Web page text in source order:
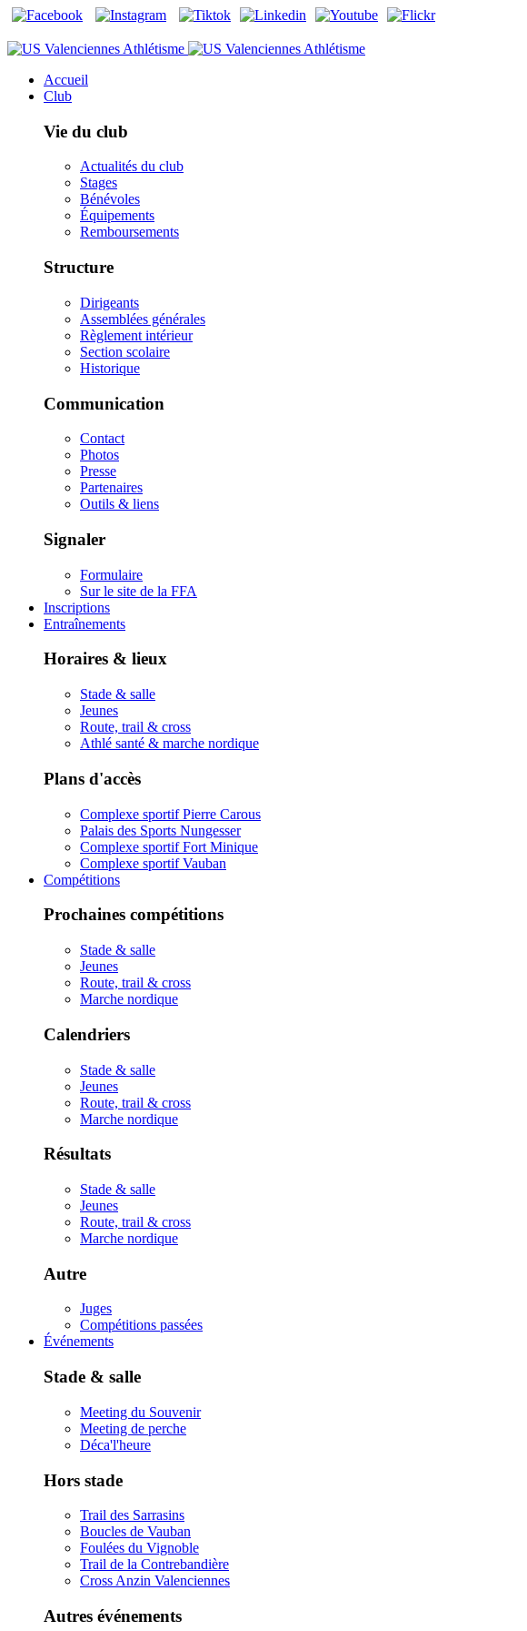
Accueil
Club
Vie du club
Actualités du club
Stages
Bénévoles
Équipements
Remboursements
Structure
Dirigeants
Assemblées générales
Règlement intérieur
Section scolaire
Historique
Communication
Contact
Photos
Presse
Partenaires
Outils & liens
Signaler
Formulaire
Sur le site de la FFA
Inscriptions
Entraînements
Horaires & lieux
Stade & salle
Jeunes
Route, trail & cross
Athlé santé & marche nordique
Plans d'accès
Complexe sportif Pierre Carous
Palais des Sports Nungesser
Complexe sportif Fort Minique
Complexe sportif Vauban
Compétitions
Prochaines compétitions
Stade & salle
Jeunes
Route, trail & cross
Marche nordique
Calendriers
Stade & salle
Jeunes
Route, trail & cross
Marche nordique
Résultats
Stade & salle
Jeunes
Route, trail & cross
Marche nordique
Autre
Juges
Compétitions passées
Événements
Stade & salle
Meeting du Souvenir
Meeting de perche
Déca'l'heure
Hors stade
Trail des Sarrasins
Boucles de Vauban
Foulées du Vignoble
Trail de la Contrebandière
Cross Anzin Valenciennes
Autres événements